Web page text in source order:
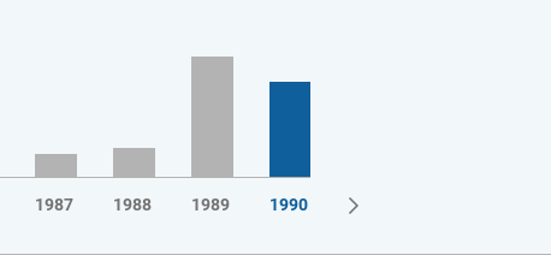
1987 1988 1989 1990